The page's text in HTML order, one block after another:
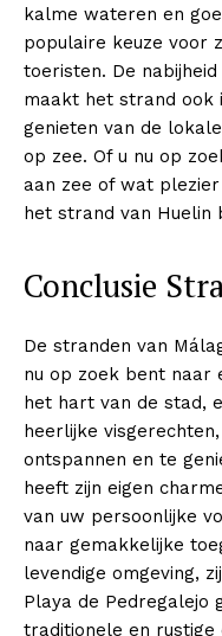
Company
Contact us
Subscription Plans
My account
kalme wateren en
populaire keuze voor
toeristen. De
maakt het strand ook
genieten van de
op zee. Of u nu op
aan zee of wat
het strand van
Conclusie
De stranden van
nu op zoek bent naar
het hart van de stad,
heerlijke
ontspannen en te
heeft zijn eigen
van uw persoonlijke
naar gemakkelijke
levendige omgeving,
Playa de Pedregalejo
traditionele en rustige